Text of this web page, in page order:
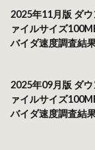
2025年11月版 ダ
ァイルサイズ
バイダ速度調査結
2025年09月版 ダ
ァイルサイズ
バイダ速度調査結